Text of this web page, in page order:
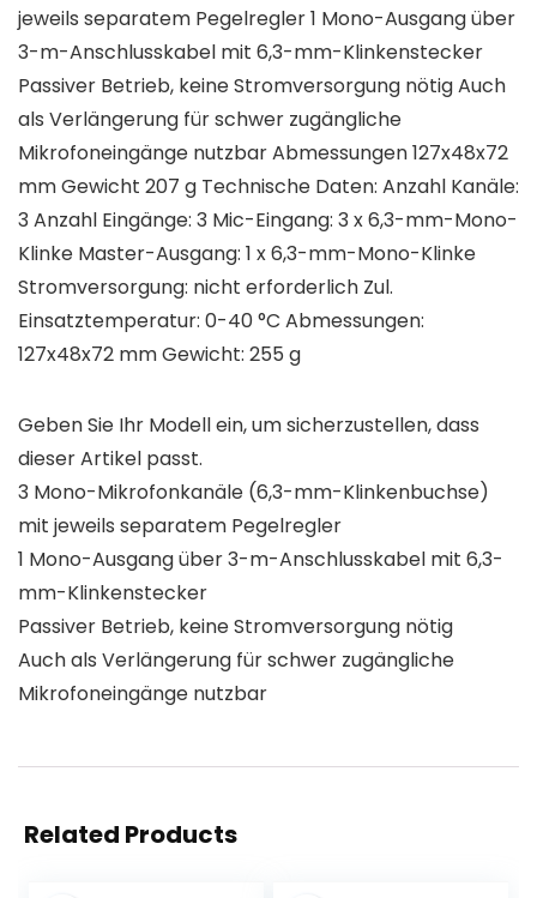
jeweils separatem Pegelregler 1 Mono-Ausgang über
3-m-Anschlusskabel mit 6,3-mm-Klinkenstecker
Passiver Betrieb, keine Stromversorgung nötig Auch
als Verlängerung für schwer zugängliche
Mikrofoneingänge nutzbar Abmessungen 127x48x72
mm Gewicht 207 g Technische Daten: Anzahl Kanäle:
3 Anzahl Eingänge: 3 Mic-Eingang: 3 x 6,3-mm-Mono-
Klinke Master-Ausgang: 1 x 6,3-mm-Mono-Klinke
Stromversorgung: nicht erforderlich Zul.
Einsatztemperatur: 0-40 °C Abmessungen:
127x48x72 mm Gewicht: 255 g
Geben Sie Ihr Modell ein, um sicherzustellen, dass
dieser Artikel passt.
3 Mono-Mikrofonkanäle (6,3-mm-Klinkenbuchse)
mit jeweils separatem Pegelregler
1 Mono-Ausgang über 3-m-Anschlusskabel mit 6,3-
mm-Klinkenstecker
Passiver Betrieb, keine Stromversorgung nötig
Auch als Verlängerung für schwer zugängliche
Mikrofoneingänge nutzbar
Related Products